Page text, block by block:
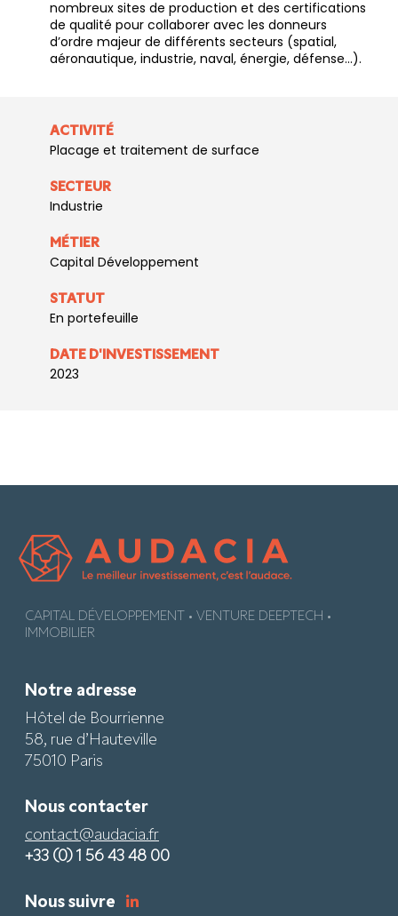
nombreux sites de production et des certifications
de qualité pour collaborer avec les donneurs
d’ordre majeur de différents secteurs (spatial,
aéronautique, industrie, naval, énergie, défense…).
ACTIVITÉ
Placage et traitement de surface
SECTEUR
Industrie
MÉTIER
Capital Développement
STATUT
En portefeuille
DATE D'INVESTISSEMENT
2023
CAPITAL DÉVELOPPEMENT • VENTURE DEEPTECH •
IMMOBILIER
Notre adresse
Hôtel de Bourrienne
58, rue d’Hauteville
75010 Paris
Nous contacter
contact@audacia.fr
+33 (0) 1 56 43 48 00
Nous suivre